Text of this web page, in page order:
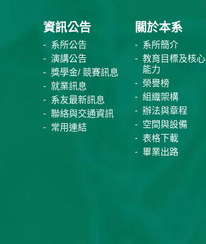
資訊公告
系所公告
演講公告
獎學金/ 競賽訊息
就業訊息
系友最新訊息
聯絡與交通資訊
常用連結
關於本系
系所簡介
教育目標及核心
能力
榮譽榜
組織架構
辦法與章程
空間與設備
表格下載
畢業出路